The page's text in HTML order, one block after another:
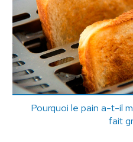
Pourquoi le pain a-t-il
fait